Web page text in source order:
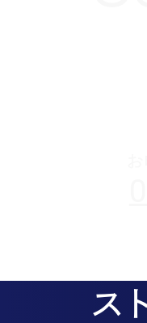
ス